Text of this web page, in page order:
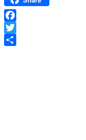
Facebook
Twitter